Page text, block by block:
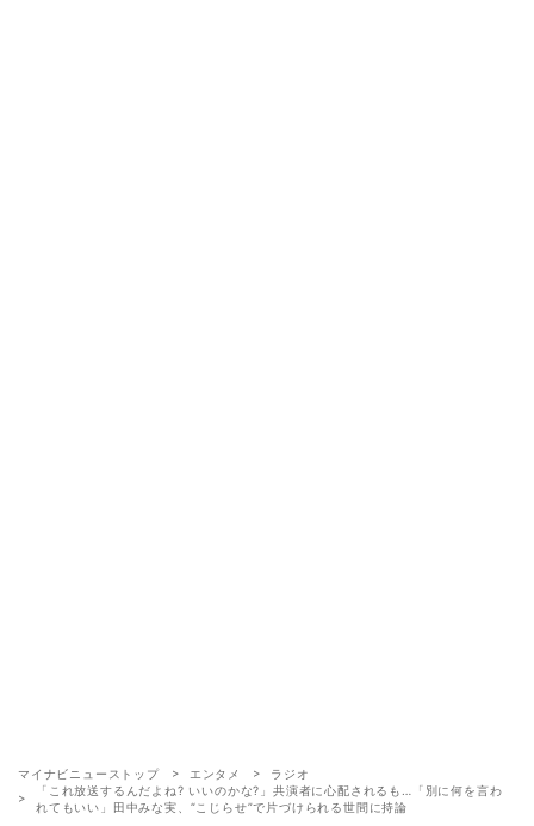
マイナビニューストップ エンタメ
ラジオ
「これ放送するんだよね? いいのかな?」共演者に心配されるも…「別に何を言わ
れてもいい」田中みな実、“こじらせ”で片づけられる世間に持論